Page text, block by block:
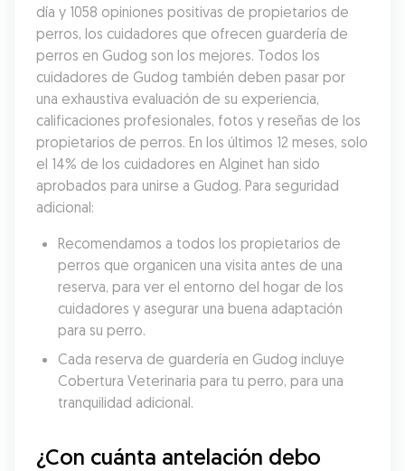
día y 1058 opiniones positivas de propietarios de
perros, los cuidadores que ofrecen guardería de
perros en Gudog son los mejores. Todos los
cuidadores de Gudog también deben pasar por
una exhaustiva evaluación de su experiencia,
calificaciones profesionales, fotos y reseñas de los
propietarios de perros. En los últimos 12 meses, solo
el 14% de los cuidadores en Alginet han sido
aprobados para unirse a Gudog. Para seguridad
adicional:
Recomendamos a todos los propietarios de
perros que organicen una visita antes de una
reserva, para ver el entorno del hogar de los
cuidadores y asegurar una buena adaptación
para su perro.
Cada reserva de guardería en Gudog incluye
Cobertura Veterinaria para tu perro, para una
tranquilidad adicional.
¿Con cuánta antelación debo